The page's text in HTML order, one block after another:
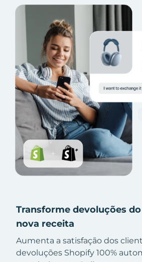
Transforme devoluções
nova receita
Aumenta a satisfação dos
devoluções Shopify 100%